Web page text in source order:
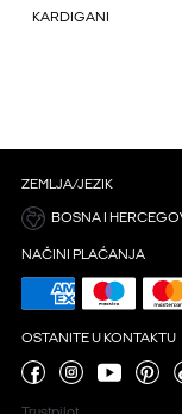
KARDIGANI
ZEMLJA/JEZIK
BOSNA I
NAČINI PLAĆANJA
OSTANITE U KONTAKTU